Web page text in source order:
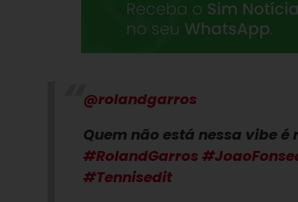
@rolandgarros
Quem não está nessa vibe é
#RolandGarros
#Tennisedit